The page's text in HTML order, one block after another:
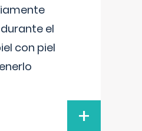
el
con piel
+